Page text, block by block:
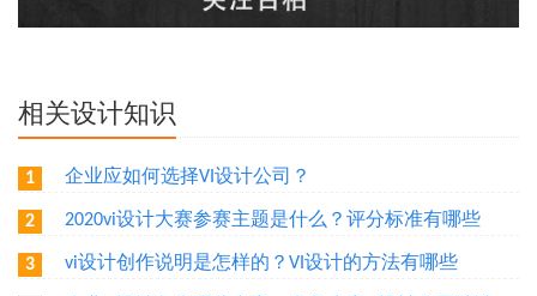
相关设计知识
1 企业应如何选择VI设计公司？
2 2020vi设计大赛参赛主题是什么？评分标准有哪些
3 vi设计创作说明是怎样的？VI设计的方法有哪些